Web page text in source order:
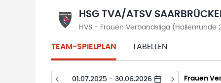
HSG TVA/ATSV
HVS - Frauen Verbandsliga (Hallenrunde
TEAM-SPIELPLAN TABELLEN
01.07.2025 - 30.06.2026 Frauen